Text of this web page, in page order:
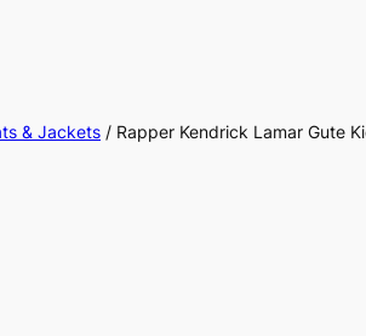
& Jackets / Rapper Kendrick Lamar Gute